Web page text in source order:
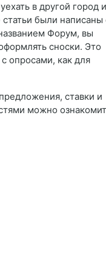
в другой город
были написаны
Форум, вы
сноски. Это
опросами, как для
ставки и
можно